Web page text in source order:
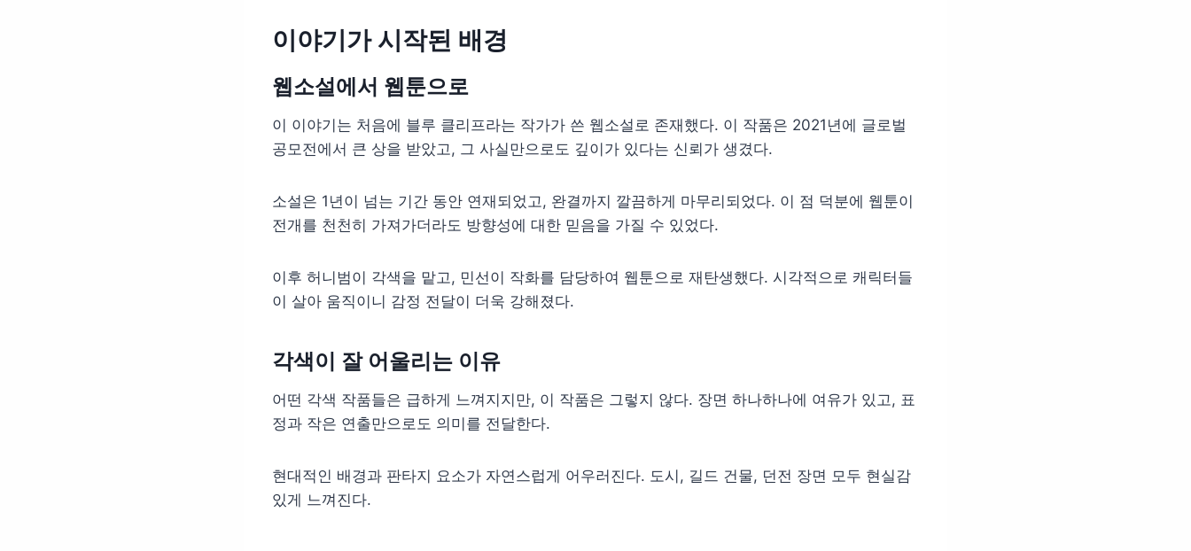
이야기가 시작된 배경
웹소설에서 웹툰으로
이 이야기는 처음에 블루 클리프라는 작가가 쓴 웹소설로 존재했다. 이 작품은 2021년에 글로벌
공모전에서 큰 상을 받았고, 그 사실만으로도 깊이가 있다는 신뢰가 생겼다.
소설은 1년이 넘는 기간 동안 연재되었고, 완결까지 깔끔하게 마무리되었다. 이 점 덕분에 웹툰이
전개를 천천히 가져가더라도 방향성에 대한 믿음을 가질 수 있었다.
이후 허니범이 각색을 맡고, 민선이 작화를 담당하여 웹툰으로 재탄생했다. 시각적으로 캐릭터들
이 살아 움직이니 감정 전달이 더욱 강해졌다.
각색이 잘 어울리는 이유
어떤 각색 작품들은 급하게 느껴지지만, 이 작품은 그렇지 않다. 장면 하나하나에 여유가 있고, 표
정과 작은 연출만으로도 의미를 전달한다.
현대적인 배경과 판타지 요소가 자연스럽게 어우러진다. 도시, 길드 건물, 던전 장면 모두 현실감
있게 느껴진다.